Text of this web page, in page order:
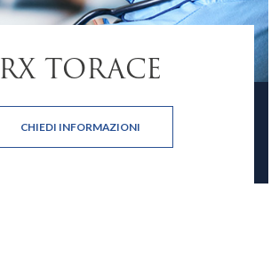
RX TORACE
CHIEDI INFORMAZIONI